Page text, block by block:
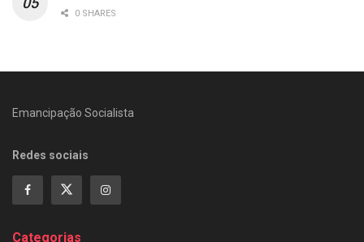
0 SHARES
Emancipação Socialista
Redes sociais
Categorias